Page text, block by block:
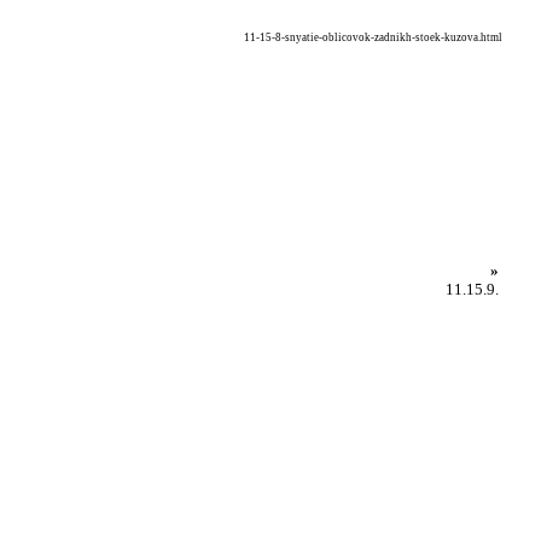
11-15-8-snyatie-oblicovok-zadnikh-stoek-kuzova.html
»
11.15.9.